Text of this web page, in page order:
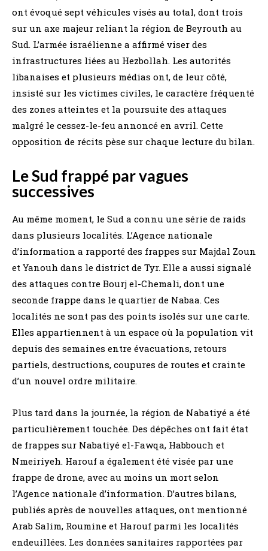
ont évoqué sept véhicules visés au total, dont trois
sur un axe majeur reliant la région de Beyrouth au
Sud. L’armée israélienne a affirmé viser des
infrastructures liées au Hezbollah. Les autorités
libanaises et plusieurs médias ont, de leur côté,
insisté sur les victimes civiles, le caractère fréquenté
des zones atteintes et la poursuite des attaques
malgré le cessez-le-feu annoncé en avril. Cette
opposition de récits pèse sur chaque lecture du bilan.
Le Sud frappé par vagues
successives
Au même moment, le Sud a connu une série de raids
dans plusieurs localités. L’Agence nationale
d’information a rapporté des frappes sur Majdal Zoun
et Yanouh dans le district de Tyr. Elle a aussi signalé
des attaques contre Bourj el-Chemali, dont une
seconde frappe dans le quartier de Nabaa. Ces
localités ne sont pas des points isolés sur une carte.
Elles appartiennent à un espace où la population vit
depuis des semaines entre évacuations, retours
partiels, destructions, coupures de routes et crainte
d’un nouvel ordre militaire.
Plus tard dans la journée, la région de Nabatiyé a été
particulièrement touchée. Des dépêches ont fait état
de frappes sur Nabatiyé el-Fawqa, Habbouch et
Nmeiriyeh. Harouf a également été visée par une
frappe de drone, avec au moins un mort selon
l’Agence nationale d’information. D’autres bilans,
publiés après de nouvelles attaques, ont mentionné
Arab Salim, Roumine et Harouf parmi les localités
endeuillées. Les données sanitaires rapportées par